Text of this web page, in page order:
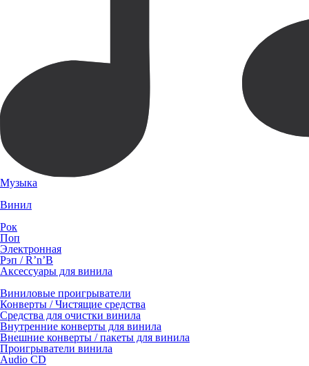
Музыка
Винил
Рок
Поп
Электронная
Рэп / R’n’B
Аксессуары для винила
Виниловые проигрыватели
Конверты / Чистящие средства
Средства для очистки винила
Внутренние конверты для винила
Внешние конверты / пакеты для винила
Проигрыватели винила
Audio CD